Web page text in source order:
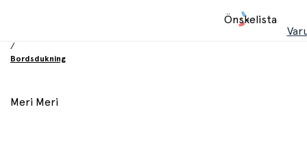
Önskelista
/
Bordsdukning
Meri Meri